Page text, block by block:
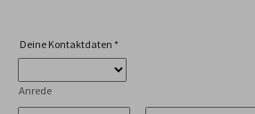
Infos
Deine Kontaktdaten *
Anrede